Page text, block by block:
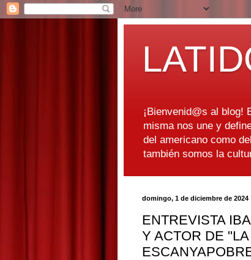
¡Bienvenid@s al
misma nos une y
del americano como
también somos la
domingo, 1 de diciembre de 2024
ENTREVISTA
Y ACTOR DE